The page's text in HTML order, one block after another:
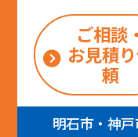
ご相談・
お見積
頼
明石市・神